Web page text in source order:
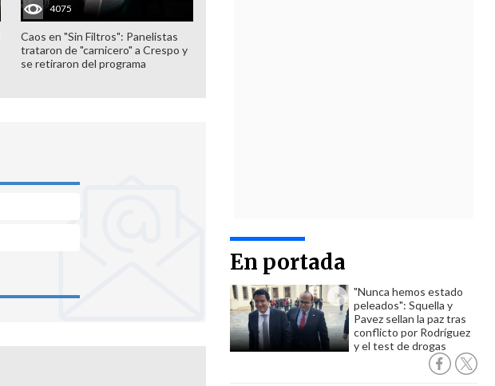
En portada
"Nunca hemos estado
peleados": Squella y
Pavez sellan la paz tras
conflicto por Rodríguez
y el test de drogas
4075
Caos en "Sin Filtros": Panelistas
trataron de "carnicero" a Crespo y
se retiraron del programa